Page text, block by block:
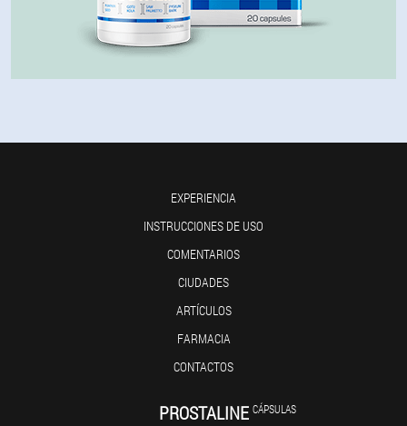
EXPERIENCIA
INSTRUCCIONES DE USO
COMENTARIOS
CIUDADES
ARTÍCULOS
FARMACIA
CONTACTOS
PROSTALINE CÁPSULAS